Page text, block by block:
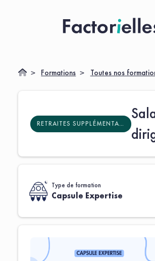
Formations Toutes nos
RETRAITES SUPPLÉMENTAIRES
Type de formation
Capsule Expertise